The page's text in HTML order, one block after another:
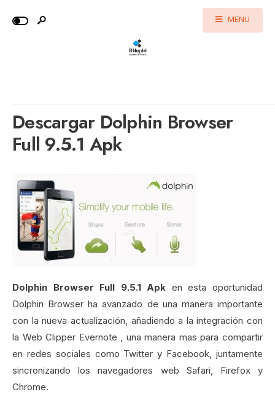
MENU
Descargar Dolphin Browser
Full 9.5.1 Apk
Dolphin Browser Full 9.5.1 Apk en esta oportunidad
Dolphin Browser ha avanzado de una manera importante
con la nueva actualización, añadiendo a la integración con
la Web Clipper Evernote , una manera mas para compartir
en redes sociales como Twitter y Facebook, juntamente
sincronizando los navegadores web Safari, Firefox y
Chrome.